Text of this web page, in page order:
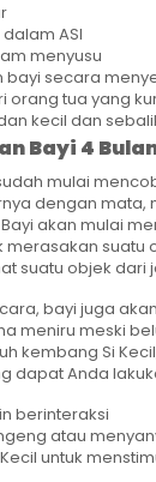
ASI
menyusu
bayi secara
orang tua yang
kecil dan
Bayi 4
mulai
dengan mata,
akan mulai
suatu
suatu objek dari
bayi juga
meniru meski
kembang Si
dapat Anda
berinteraksi
atau
untuk